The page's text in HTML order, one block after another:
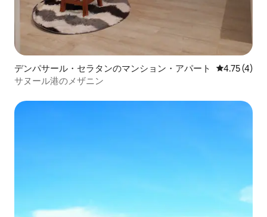
デンパサール・セラタンのマンション・アパート レビュー4
4.75 (4)
サヌール港のメザニン